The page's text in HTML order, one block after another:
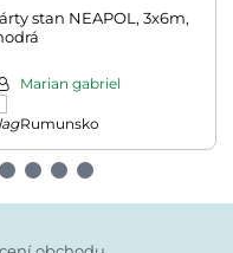
stan NEAPOL, 3x6m,
Marian gabriel
Rumunsko